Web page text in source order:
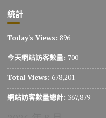
統計
Today's Views: 896
今天網站訪客數量: 700
Total Views: 678,201
網站訪客數量總計: 367,879